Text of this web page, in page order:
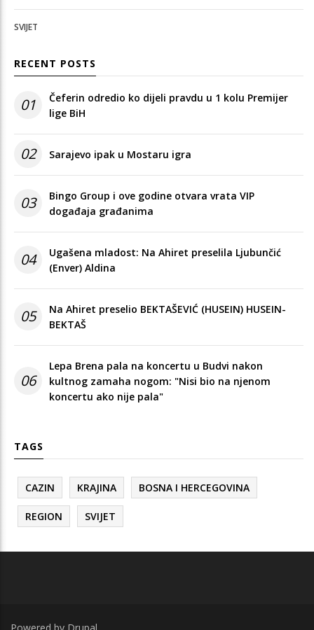
SVIJET
RECENT POSTS
01
Čeferin odredio ko dijeli pravdu u 1 kolu Premijer
lige BiH
02 Sarajevo ipak u Mostaru igra
03
Bingo Group i ove godine otvara vrata VIP
događaja građanima
04
Ugašena mladost: Na Ahiret preselila Ljubunčić
(Enver) Aldina
05
Na Ahiret preselio BEKTAŠEVIĆ (HUSEIN) HUSEIN-
BEKTAŠ
06
Lepa Brena pala na koncertu u Budvi nakon
kultnog zamaha nogom: "Nisi bio na njenom
koncertu ako nije pala"
TAGS
CAZIN KRAJINA BOSNA I HERCEGOVINA
REGION SVIJET